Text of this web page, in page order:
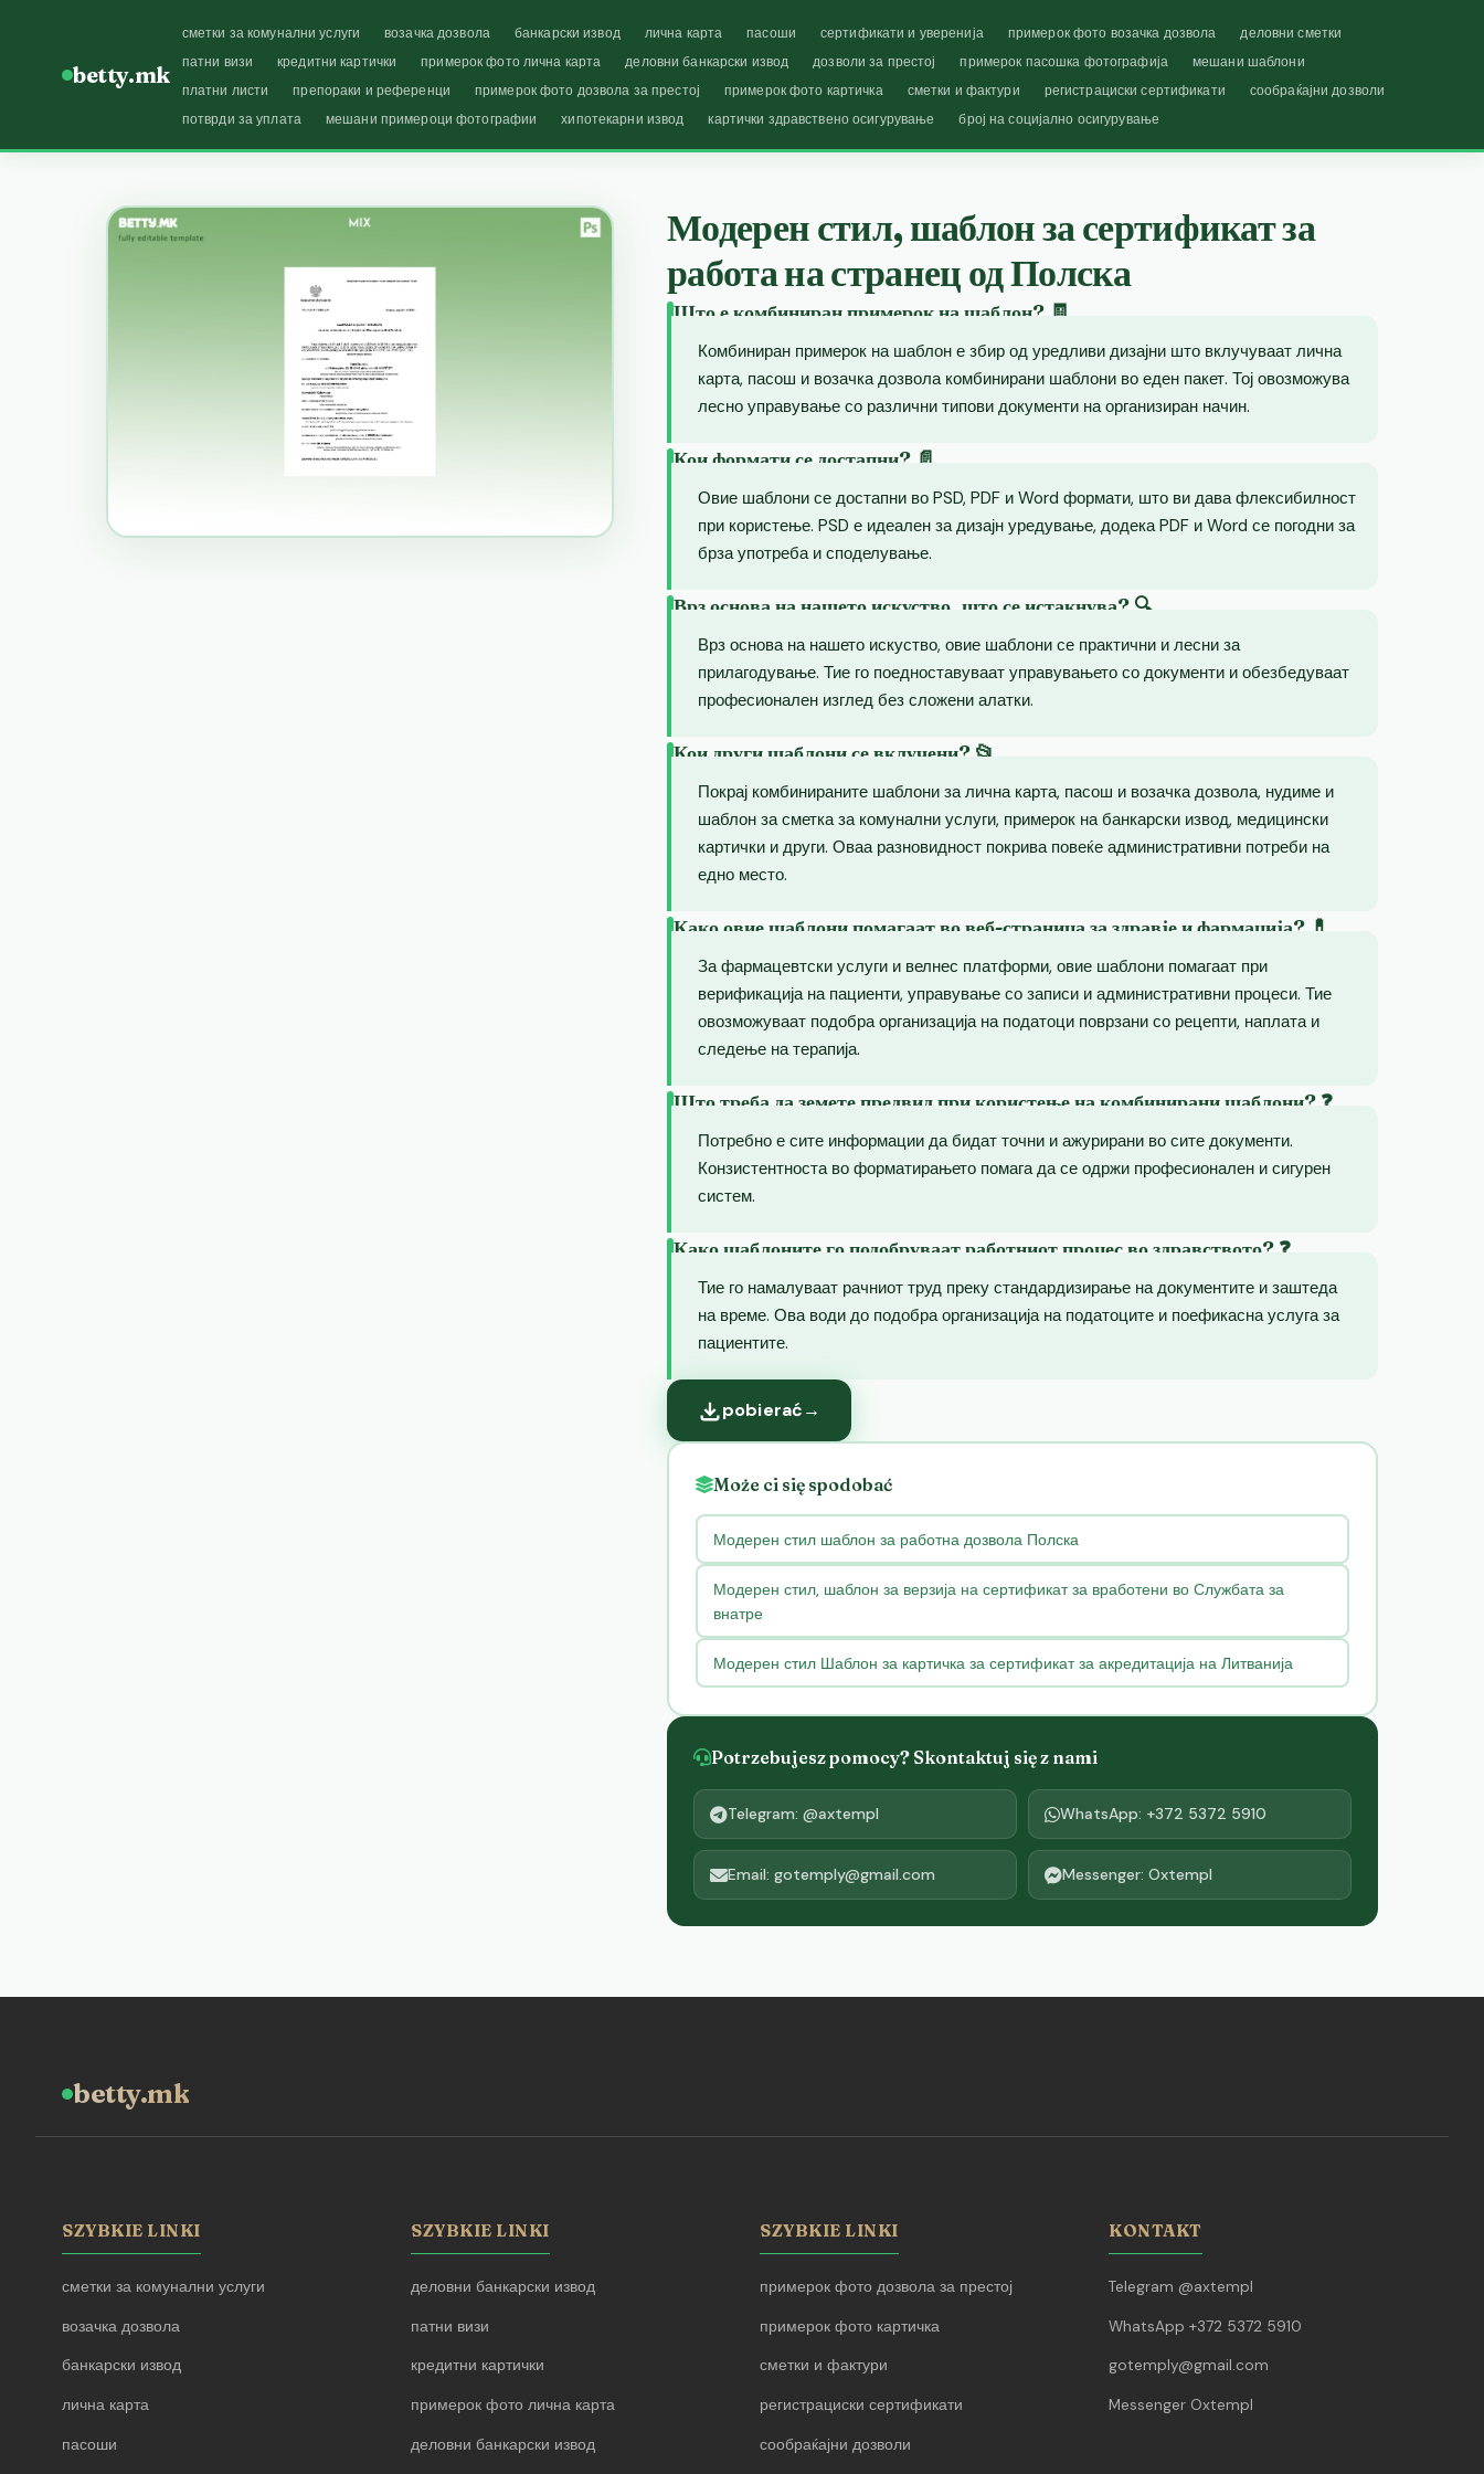
betty.mk
сметки за комунални услуги возачка дозвола банкарски извод лична карта пасоши сертификати и уверенија примерок фото возачка дозвола
деловни сметки
патни визи
кредитни картички примерок фото лична карта деловни банкарски извод дозволи за престој примерок пасошка фотографија
мешани шаблони
платни листи
препораки и референци примерок фото дозвола за престој примерок фото картичка сметки и фактури регистрациски сертификати
сообраќајни дозволи
потврди за уплата
мешани примероци фотографии хипотекарни извод картички здравствено осигурување број на социјално осигурување
Модерен стил, шаблон за сертификат за
работа на странец од Полска
Што е комбиниран примерок на шаблон? 🧾
Комбиниран примерок на шаблон е збир од уредливи дизајни што вклучуваат лична
карта, пасош и возачка дозвола комбинирани шаблони во еден пакет. Тој овозможува
лесно управување со различни типови документи на организиран начин.
Кои формати се достапни? 📄
Овие шаблони се достапни во PSD, PDF и Word формати, што ви дава флексибилност
при користење. PSD е идеален за дизајн уредување, додека PDF и Word се погодни за
брза употреба и споделување.
Врз основа на нашето искуство, што се истакнува? 🔍
Врз основа на нашето искуство, овие шаблони се практични и лесни за
прилагодување. Тие го поедноставуваат управувањето со документи и обезбедуваат
професионален изглед без сложени алатки.
Кои други шаблони се вклучени? 📂
Покрај комбинираните шаблони за лична карта, пасош и возачка дозвола, нудиме и
шаблон за сметка за комунални услуги, примерок на банкарски извод, медицински
картички и други. Оваа разновидност покрива повеќе административни потреби на
едно место.
Како овие шаблони помагаат во веб-страница за здравје и фармација? 💊
За фармацевтски услуги и велнес платформи, овие шаблони помагаат при
верификација на пациенти, управување со записи и административни процеси. Тие
овозможуваат подобра организација на податоци поврзани со рецепти, наплата и
следење на терапија.
Што треба да земете предвид при користење на комбинирани шаблони? ❓
Потребно е сите информации да бидат точни и ажурирани во сите документи.
Конзистентноста во форматирањето помага да се одржи професионален и сигурен
систем.
Како шаблоните го подобруваат работниот процес во здравството? ❓
Тие го намалуваат рачниот труд преку стандардизирање на документите и заштеда
на време. Ова води до подобра организација на податоците и поефикасна услуга за
пациентите.
pobierać→
Może ci się spodobać
Модерен стил шаблон за работна дозвола Полска
Модерен стил, шаблон за верзија на сертификат за вработени во Службата за
внатре
Модерен стил Шаблон за картичка за сертификат за акредитација на Литванија
Potrzebujesz pomocy? Skontaktuj się z nami
Telegram: @axtempl WhatsApp: +372 5372 5910
Email: gotemply@gmail.com Messenger: Oxtempl
betty.mk
SZYBKIE LINKI
сметки за комунални услуги
возачка дозвола
банкарски извод
лична карта
пасоши
SZYBKIE LINKI
деловни банкарски извод
патни визи
кредитни картички
примерок фото лична карта
деловни банкарски извод
SZYBKIE LINKI
примерок фото дозвола за престој
примерок фото картичка
сметки и фактури
регистрациски сертификати
сообраќајни дозволи
KONTAKT
Telegram @axtempl
WhatsApp +372 5372 5910
gotemply@gmail.com
Messenger Oxtempl